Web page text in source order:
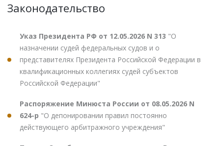
Законодательство
Указ Президента РФ от 12.05.2026 N 313 "О
назначении судей федеральных судов и о
представителях Президента Российской Федерации в
квалификационных коллегиях судей субъектов
Российской Федерации"
Распоряжение Минюста России от 08.05.2026 N
624-р "О депонировании правил постоянно
действующего арбитражного учреждения"